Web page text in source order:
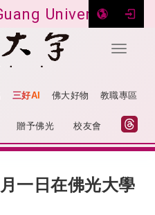
University
Toggle
三好AI 佛大好物 教職專區
贈予佛光 校友會
一日在佛光大學